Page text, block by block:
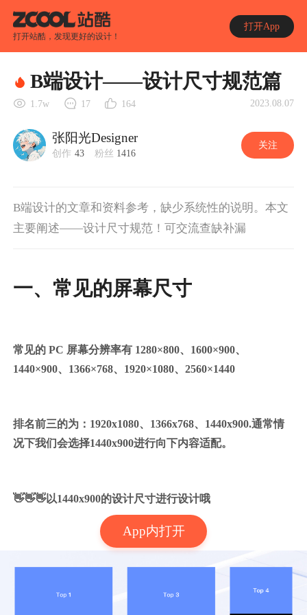
打开站酷，发现更好的设计！
打开App
App内打开
B端设计——设计尺寸规范篇
1.7w 17 164 2023.08.07
张阳光Designer
创作 43 粉丝 1416
关注
B端设计的文章和资料参考，缺少系统性的说明。本文
主要阐述——设计尺寸规范！可交流查缺补漏
一、常见的屏幕尺寸
常见的 PC 屏幕分辨率有 1280×800、1600×900、
1440×900、1366×768、1920×1080、2560×1440
排名前三的为：1920x1080、1366x768、1440x900.通常情
况下我们会选择1440x900进行向下内容适配。
👋👋👋以1440x900的设计尺寸进行设计哦